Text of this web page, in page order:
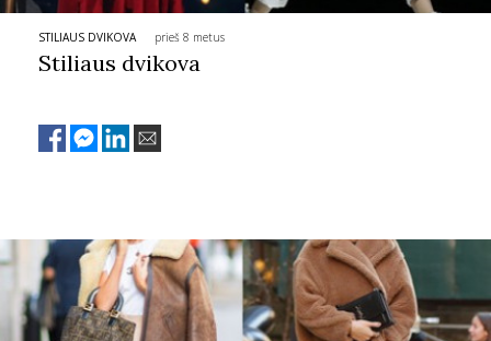
STILIAUS DVIKOVA prieš 8 metus
Stiliaus dvikova